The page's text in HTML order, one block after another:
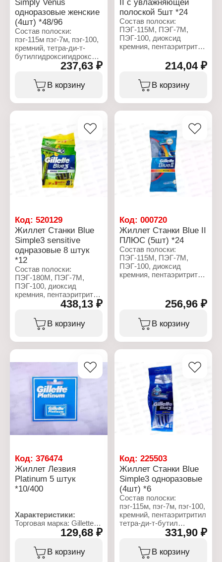
одноразовые женские
(4шт) *48/96
Состав полоски:
пэг-115м пэг-7м, пэг-100,
кремний, тетра-ди-т-
бутилгидроксигидроксициннамат
пентаэритритила, сок
листьев алоэ вера,
токоферилацетат,
трис(ди-т-бутил)фосфит,
Торговая марка: Gillette
Бренд: Venus
Серия: Simply
Тип товара: Станки
Вариация: одноразовые
Назначение: для бритья
Особенность: с
увлажняющей полоской
Количество лезвий: 2
237,63 ₽
В корзину
полоской 5шт *24
Состав полоски:
ПЭГ-115М, ПЭГ-7М,
ПЭГ-100, диоксид
кремния, пентаэритритил
трис(ди-трет-
бутил)фосфит,
бутилгидрокситолуол,
Торговая марка: Gillette
Серия: Blue II
Тип товара: Станки
Вариация: одноразовые
Назначение: для бритья
Особенность: с
увлажняющей полоской
Количество лезвий: 2
214,04 ₽
В корзину
Код: 520129
Жиллет Станки Blue
Simple3 sensitive
однразовые 8 штук
*12
Состав полоски:
ПЭГ-180М, ПЭГ-7М,
ПЭГ-100, диоксид
кремния, пентаэритритил
тетра-ди-трет-
бутилгидроксигидроциннамат,
сок листьев алоэ вера,
бутилгидрокситолуол,
Торговая марка: Gillette
Sensitive
Тип товара: Станки
Вариация: одноразовые
Назначение: для бритья
Особенность: с
увлажняющей полоской
Количество лезвий: 3
лезвия
438,13 ₽
В корзину
Код:000720
Жиллет Станки Blue II
ПЛЮС (5шт) *24
Состав полоски:
ПЭГ-115М, ПЭГ-7М,
ПЭГ-100, диоксид
кремния, пентаэритритил
сок листьев алоэ вера,
токоферилацетат,
трис(ди-т-бутил)фосфит,
БГТ, гликоль.
Характеристики:
Торговая марка: Gillette
Тип товара: Станки
Вариация: одноразовые
Назначение: для бритья
Особенность: с
увлажняющей полоской
Количество лезвий: 2
Комплектация: 5 шт
256,96 ₽
В корзину
Код: 376474
Жиллет Лезвия
Platinum 5 штук
*10/400
Характеристики:
Торговая марка: Gillette
Серия: Platinum
Тип товара: Лезвия
Назначение: для Т-
образного станка
129,68 ₽
В корзину
Код:225503
Жиллет Станки Blue
Simple3 одноразовые
(4шт) *6
Состав полоски:
пэг-115м, пэг-7м, пэг-100,
кремний, пентаэритритил
тетра-ди-т-бутил
гидроксигидроксициннамат,
трис(ди-т-бутил)фосфит,
ВНТ, гликоль.
331,90 ₽
В корзину